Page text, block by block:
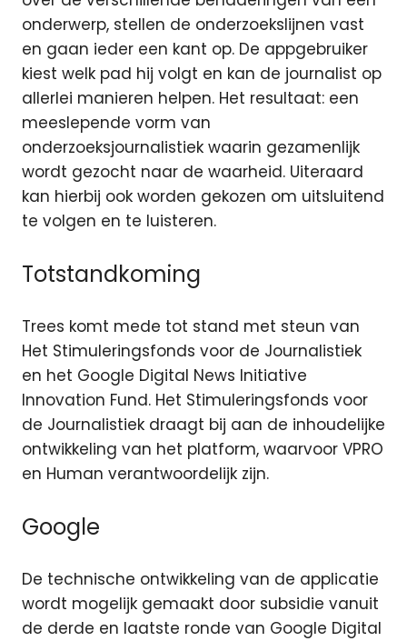
onderwerp, stellen de onderzoekslijnen vast
en gaan ieder een kant op. De appgebruiker
kiest welk pad hij volgt en kan de journalist op
allerlei manieren helpen. Het resultaat: een
meeslepende vorm van
onderzoeksjournalistiek waarin gezamenlijk
wordt gezocht naar de waarheid. Uiteraard
kan hierbij ook worden gekozen om uitsluitend
te volgen en te luisteren.
Totstandkoming
Trees komt mede tot stand met steun van
Het Stimuleringsfonds voor de Journalistiek
en het Google Digital News Initiative
Innovation Fund. Het Stimuleringsfonds voor
de Journalistiek draagt bij aan de inhoudelijke
ontwikkeling van het platform, waarvoor VPRO
en Human verantwoordelijk zijn.
Google
De technische ontwikkeling van de applicatie
wordt mogelijk gemaakt door subsidie vanuit
de derde en laatste ronde van Google Digital